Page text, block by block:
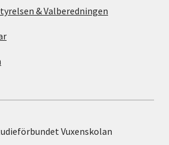
& Valberedningen
Vuxenskolan